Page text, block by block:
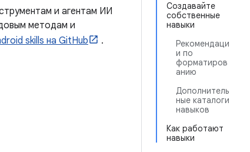
Создавайте
собственные
навыки
Рекомендаци
и по
форматиров
анию
Дополнитель
ные каталоги
навыков
Как работают
навыки
и агентам ИИ
методам и
skills на GitHub .